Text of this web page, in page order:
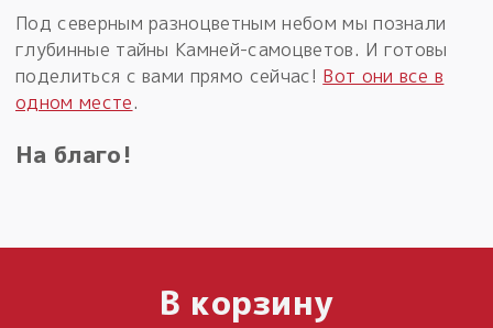
Под северным разноцветным небом мы познали
глубинные тайны Камней-самоцветов. И готовы
поделиться с вами прямо сейчас! Вот они все в
одном месте.
На благо!
В корзину